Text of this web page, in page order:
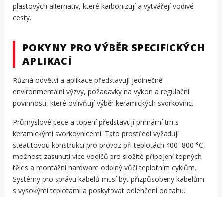
plastových alternativ, které karbonizují a vytvářejí vodivé
cesty.
POKYNY PRO VÝBĚR SPECIFICKÝCH
APLIKACÍ
Různá odvětví a aplikace představují jedinečné
environmentální výzvy, požadavky na výkon a regulační
povinnosti, které ovlivňují výběr keramických svorkovnic.
Průmyslové pece a topení představují primární trh s
keramickými svorkovnicemi. Tato prostředí vyžadují
steatitovou konstrukci pro provoz při teplotách 400–800 °C,
možnost zasunutí více vodičů pro složité připojení topných
těles a montážní hardware odolný vůči teplotním cyklům.
Systémy pro správu kabelů musí být přizpůsobeny kabelům
s vysokými teplotami a poskytovat odlehčení od tahu.